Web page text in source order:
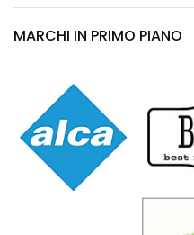
MARCHI IN PRIMO PIANO